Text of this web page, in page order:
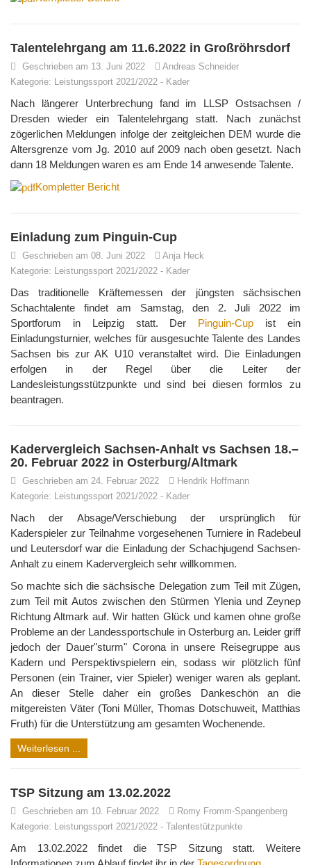
Talentelehrgang am 11.6.2022 in Großröhrsdorf
Geschrieben am 13. Juni 2022
Andreas Schneider
Kategorie: Leistungssport 2021/2022 - Kader
Nach längerer Unterbrechung fand im LLSP Ostsachsen /
Dresden wieder ein Talentelehrgang statt. Nach zunächst
zögerlichen Meldungen infolge der zeitgleichen DEM wurde die
Altersgrenze vom Jg. 2010 auf 2009 nach oben gesetzt. Nach
dann 18 Meldungen waren es am Ende 14 anwesende Talente.
Kompletter Bericht
Einladung zum Pinguin-Cup
Geschrieben am 08. Juni 2022
Anja Heck
Kategorie: Leistungssport 2021/2022 - Kader
Das traditionelle Kräftemessen der jüngsten sächsischen
Schachtalente findet am Samstag, den 2. Juli 2022 im
Sportforum in Leipzig statt. Der Pinguin-Cup ist ein
Einladungsturnier, welches für ausgesuchte Talente des Landes
Sachsen bis zur AK U10 veranstaltet wird. Die Einladungen
erfolgen in der Regel über die Leiter der
Landesleistungsstützpunkte und sind bei diesen formlos zu
beantragen.
Kadervergleich Sachsen-Anhalt vs Sachsen 18.–
20. Februar 2022 in Osterburg/Altmark
Geschrieben am 24. Februar 2022
Hendrik Hoffmann
Kategorie: Leistungssport 2021/2022 - Kader
Nach der Absage/Verschiebung der ursprünglich für
Kaderspieler zur Teilnahme vorgesehenen Turniere in Radebeul
und Leutersdorf war die Einladung der Schachjugend Sachsen-
Anhalt zu einem Kadervergleich sehr willkommen.
So machte sich die sächsische Delegation zum Teil mit Zügen,
zum Teil mit Autos zwischen den Stürmen Ylenia und Zeynep
Richtung Altmark auf. Wir hatten Glück und kamen ohne große
Probleme an der Landessportschule in Osterburg an. Leider griff
jedoch der Dauer"sturm" Corona in unsere Reisegruppe aus
Kadern und Perspektivspielern ein, sodass wir plötzlich fünf
Personen (ein Trainer, vier Spieler) weniger waren als geplant.
An dieser Stelle daher ein großes Dankeschön an die
mitgereisten Väter (Toni Müller, Thomas Dotschuweit, Matthias
Fruth) für die Unterstützung am gesamten Wochenende.
Weiterlesen ...
TSP Sitzung am 13.02.2022
Geschrieben am 10. Februar 2022
Romy Fromm-Spangenberg
Kategorie: Leistungssport 2021/2022 - Talentestützpunkte
Am 13.02.2022 findet die TSP Sitzung statt. Weitere